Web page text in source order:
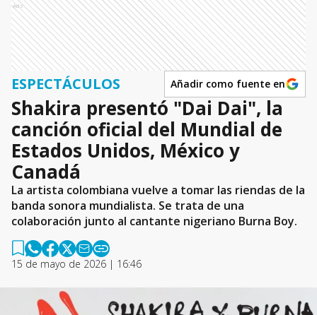
Ads
ESPECTÁCULOS Añadir como fuente en
Shakira presentó "Dai Dai", la
canción oficial del Mundial de
Estados Unidos, México y
Canadá
La artista colombiana vuelve a tomar las riendas de la
banda sonora mundialista. Se trata de una
colaboración junto al cantante nigeriano Burna Boy.
15 de mayo de 2026 | 16:46